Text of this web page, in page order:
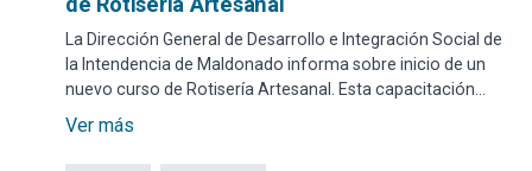
La Dirección General de Desarrollo e Integración Social de
la Intendencia de Maldonado informa sobre inicio de un
nuevo curso de Rotisería Artesanal. Esta capacitación
comenzará a impartirse el miércoles 2 de julio, en el
Ver más